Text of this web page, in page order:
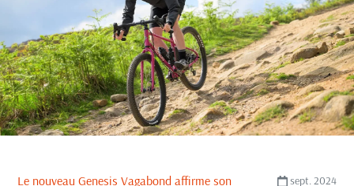
sept. 2024
Le nouveau Genesis Vagabond affirme son